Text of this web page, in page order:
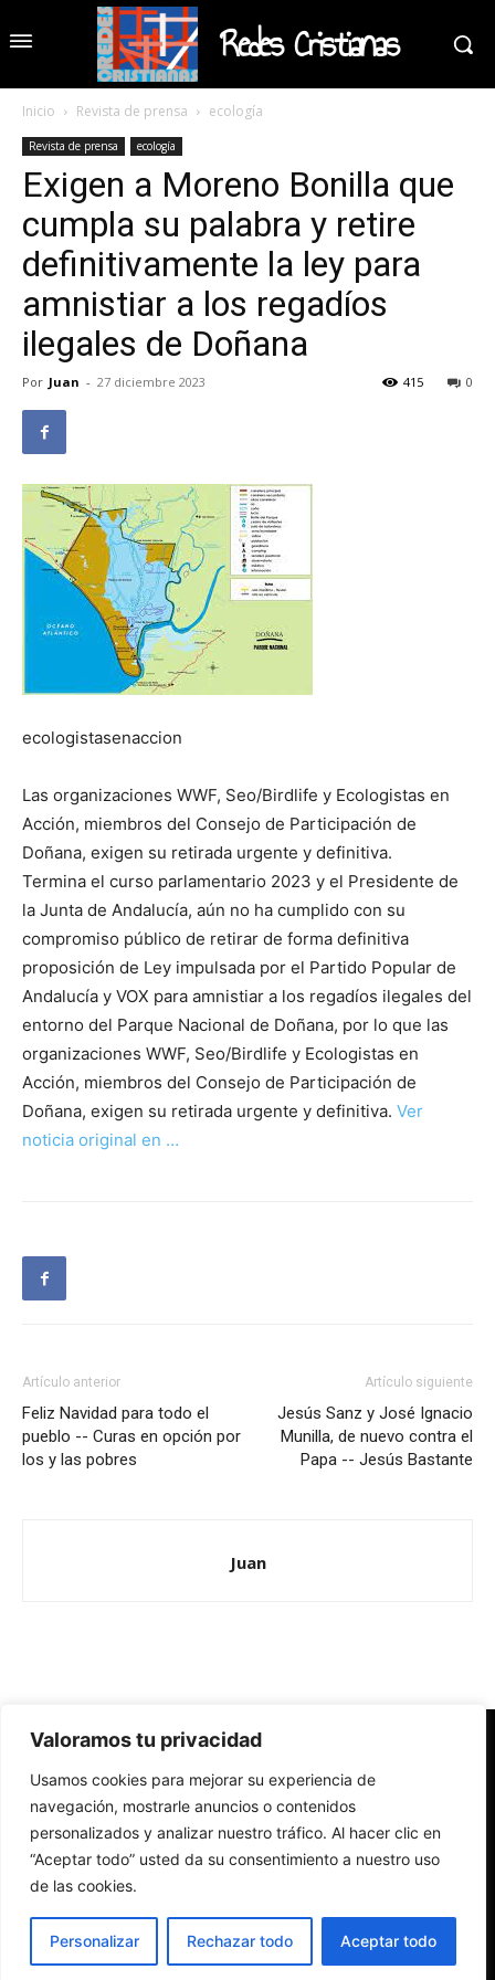
Valoramos tu privacidad
Usamos cookies para mejorar su experiencia de
navegación, mostrarle anuncios o contenidos
personalizados y analizar nuestro tráfico. Al hacer clic en
“Aceptar todo” usted da su consentimiento a nuestro uso
de las cookies.
Personalizar Rechazar todo Aceptar todo
Redes Cristianas
Inicio Revista de prensa ecología
Revista de prensa ecología
Exigen a Moreno Bonilla que
cumpla su palabra y retire
definitivamente la ley para
amnistiar a los regadíos
ilegales de Doñana
Por Juan - 27 diciembre 2023 0
415
ecologistasenaccion
Las organizaciones WWF, Seo/Birdlife y Ecologistas en
Acción, miembros del Consejo de Participación de
Doñana, exigen su retirada urgente y definitiva.
Termina el curso parlamentario 2023 y el Presidente de
la Junta de Andalucía, aún no ha cumplido con su
compromiso público de retirar de forma definitiva
proposición de Ley impulsada por el Partido Popular de
Andalucía y VOX para amnistiar a los regadíos ilegales del
entorno del Parque Nacional de Doñana, por lo que las
organizaciones WWF, Seo/Birdlife y Ecologistas en
Acción, miembros del Consejo de Participación de
Doñana, exigen su retirada urgente y definitiva. Ver
noticia original en …
Artículo anterior
Feliz Navidad para todo el
pueblo -- Curas en opción por
los y las pobres
Artículo siguiente
Jesús Sanz y José Ignacio
Munilla, de nuevo contra el
Papa -- Jesús Bastante
Juan
Redes Cristianas
Una mirada alternativa sobre la Iglesia católica y la sociedad
- Colectivos de Redes Cristianas